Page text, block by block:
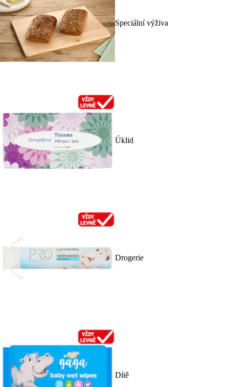
Speciální výživa
Úklid
Drogerie
Dítě